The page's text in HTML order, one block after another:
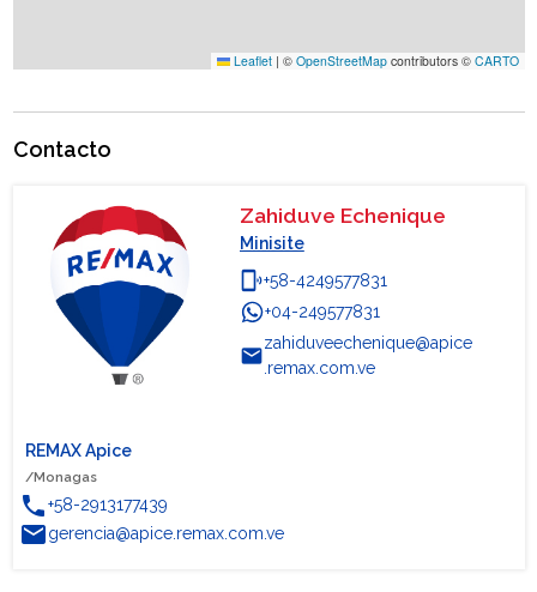
Leaflet | © OpenStreetMapcontributors © CARTO
Contacto
Zahiduve Echenique
Minisite
phonelink_ring+58-4249577831
WhatsApp
+04-249577831
email
zahiduveechenique@apice
.remax.com.ve
REMAX Apice
/Monagas
phone+58-2913177439
emailgerencia@apice.remax.com.ve